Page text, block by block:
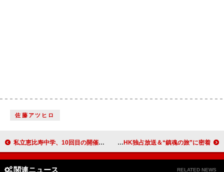
佐藤アツヒロ
私立恵比寿中学、10回目の開催となった夏の恒例野外ワンマン【ファミえん 2024】公式レポート到着 玉置浩二×オーケストラ、太陽の塔の眼前で開催した公演をNHK独占放送＆“鎮魂の旅”に密着
関連ニュース RELATED NEWS